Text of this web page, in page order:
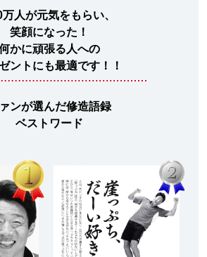
万人が元気をもらい、
笑顔になった！
かに頑張る人への
ントにも最適です！！
ンが選んだ修造語録
ベストワード